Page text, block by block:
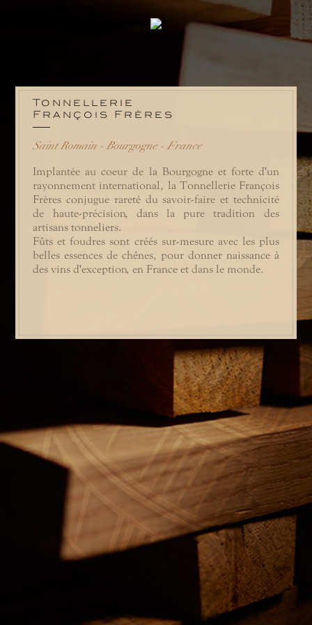
Tonnellerie
François Frères
Saint Romain - Bourgogne - France
Implantée au coeur de la Bourgogne et forte d'un
rayonnement international, la Tonnellerie François
Frères conjugue rareté du savoir-faire et technicité
de haute-précision, dans la pure tradition des
artisans tonneliers.
Fûts et foudres sont créés sur-mesure avec les plus
belles essences de chênes, pour donner naissance à
des vins d'exception, en France et dans le monde.